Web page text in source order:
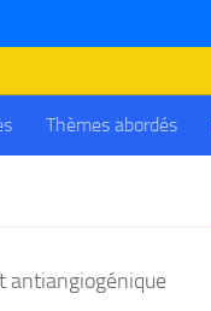
Thèmes abordés
antiangiogénique